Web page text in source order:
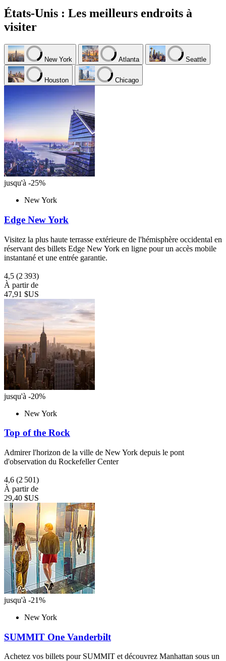
États-Unis : Les meilleurs endroits à
visiter
New York Atlanta Seattle
Houston Chicago
jusqu'à -25%
New York
Edge New York
Visitez la plus haute terrasse extérieure de l'hémisphère occidental en
réservant des billets Edge New York en ligne pour un accès mobile
instantané et une entrée garantie.
4,5 (2 393)
À partir de
47,91 $US
jusqu'à -20%
New York
Top of the Rock
Admirer l'horizon de la ville de New York depuis le pont
d'observation du Rockefeller Center
4,6 (2 501)
À partir de
29,40 $US
jusqu'à -21%
New York
SUMMIT One Vanderbilt
Achetez vos billets pour SUMMIT et découvrez Manhattan sous un